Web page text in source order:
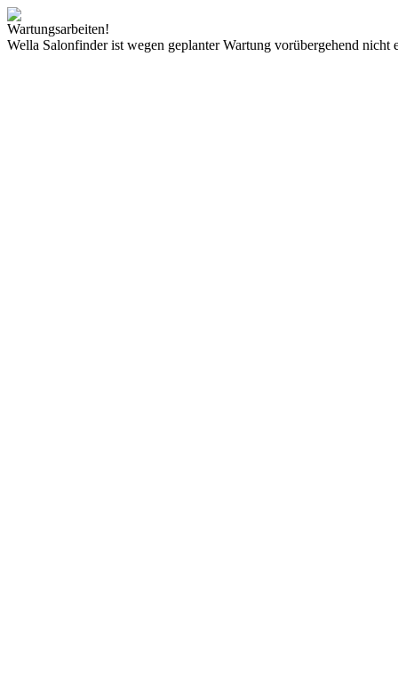
Wartungsarbeiten!
Wella Salonfinder ist wegen geplanter Wartung vorübergehend